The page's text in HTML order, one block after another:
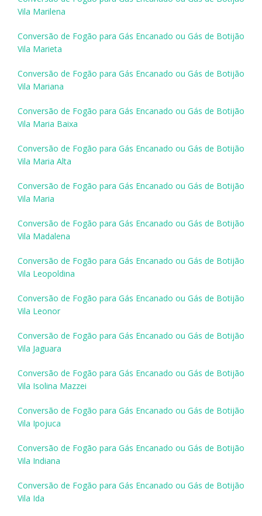
Vila Marilena
Conversão de Fogão para Gás Encanado ou Gás de Botijão
Vila Marieta
Conversão de Fogão para Gás Encanado ou Gás de Botijão
Vila Mariana
Conversão de Fogão para Gás Encanado ou Gás de Botijão
Vila Maria Baixa
Conversão de Fogão para Gás Encanado ou Gás de Botijão
Vila Maria Alta
Conversão de Fogão para Gás Encanado ou Gás de Botijão
Vila Maria
Conversão de Fogão para Gás Encanado ou Gás de Botijão
Vila Madalena
Conversão de Fogão para Gás Encanado ou Gás de Botijão
Vila Leopoldina
Conversão de Fogão para Gás Encanado ou Gás de Botijão
Vila Leonor
Conversão de Fogão para Gás Encanado ou Gás de Botijão
Vila Jaguara
Conversão de Fogão para Gás Encanado ou Gás de Botijão
Vila Isolina Mazzei
Conversão de Fogão para Gás Encanado ou Gás de Botijão
Vila Ipojuca
Conversão de Fogão para Gás Encanado ou Gás de Botijão
Vila Indiana
Conversão de Fogão para Gás Encanado ou Gás de Botijão
Vila Ida